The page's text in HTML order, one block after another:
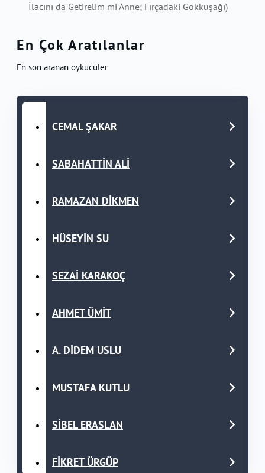
İlacını da Getirelim mi Anne; Fırçadaki Gökkuşağı)
En Çok Aratılanlar
En son aranan öykücüler
CEMAL ŞAKAR
SABAHATTİN ALİ
RAMAZAN DİKMEN
HÜSEYİN SU
SEZAİ KARAKOÇ
AHMET ÜMİT
A. DİDEM USLU
MUSTAFA KUTLU
SİBEL ERASLAN
FİKRET ÜRGÜP